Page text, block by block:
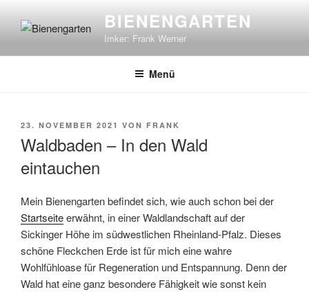
Inhalt
BIENENGARTEN
Imker: Frank Werner
Menü
VERÖFFENTLICHT
23. NOVEMBER 2021 VON FRANK
Waldbaden – In den Wald
eintauchen
Mein Bienengarten befindet sich, wie auch schon bei der
Startseiteerwähnt, in einer Waldlandschaft auf der
Sickinger Höhe im südwestlichen Rheinland-Pfalz. Dieses
schöne Fleckchen Erde ist für mich eine wahre
Wohlfühloase für Regeneration und Entspannung. Denn der
Wald hat eine ganz besondere Fähigkeit wie sonst kein